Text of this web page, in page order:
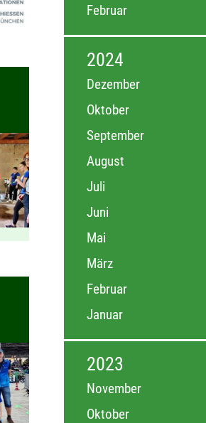
Februar
2024
Dezember
Oktober
September
August
Juli
Juni
Mai
März
Februar
Januar
2023
November
Oktober